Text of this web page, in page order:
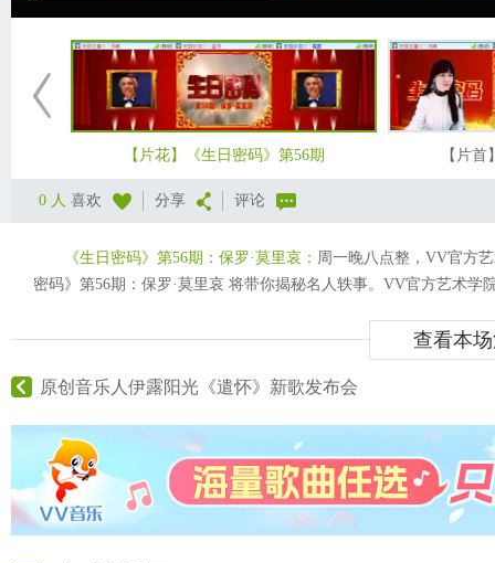
【片花】《生日密码》第56期 【片
0 人 喜欢 分享 评论
《生日密码》第56期：保罗·莫里哀： 周一晚八点整，VV官方
密码》第56期：保罗·莫里哀 将带你揭秘名人轶事。VV官方艺术学
查看本
原创音乐人伊露阳光《遣怀》新歌发布会